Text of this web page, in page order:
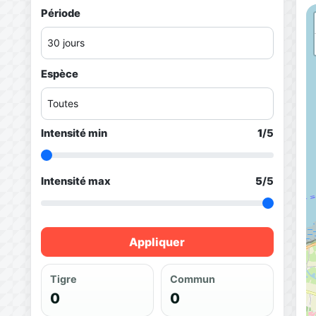
Période
Espèce
Intensité min 1/5
Intensité max 5/5
Appliquer
Tigre
0
Commun
0